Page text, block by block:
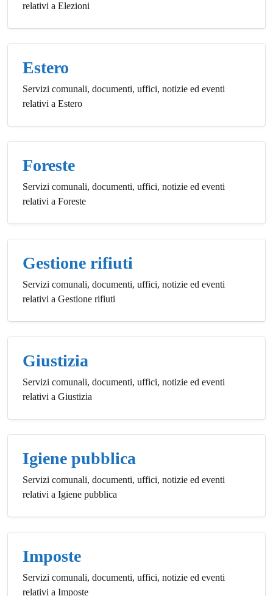
relativi a Elezioni
Estero
Servizi comunali, documenti, uffici, notizie ed eventi
relativi a Estero
Foreste
Servizi comunali, documenti, uffici, notizie ed eventi
relativi a Foreste
Gestione rifiuti
Servizi comunali, documenti, uffici, notizie ed eventi
relativi a Gestione rifiuti
Giustizia
Servizi comunali, documenti, uffici, notizie ed eventi
relativi a Giustizia
Igiene pubblica
Servizi comunali, documenti, uffici, notizie ed eventi
relativi a Igiene pubblica
Imposte
Servizi comunali, documenti, uffici, notizie ed eventi
relativi a Imposte